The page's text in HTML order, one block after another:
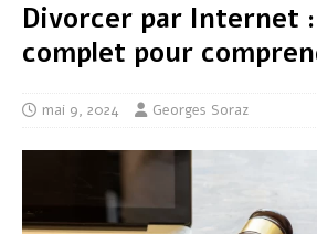
Divorcer par Internet
complet pour
mai 9, 2024 Georges Soraz